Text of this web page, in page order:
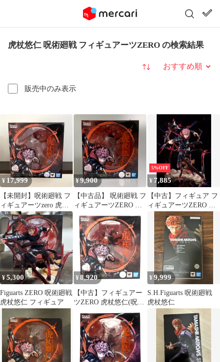
虎杖悠仁 呪術廻戦 フィギュアーツZERO の検索結果
販売中のみ表示
並び替え
¥ 17,999
【未開封】呪術廻戦 フ
ィギュアーツzero 虎杖
悠仁
¥ 9,900
【中古品】 呪術廻戦 フ
ィギュアーツZERO 虎
杖悠仁 フィギュア
【051-260716-ta-13-
min】
5%OFF
¥ 7,885
【中古】フィギュア フ
ィギュアーツZERO 虎
杖悠仁 「呪術廻戦」
¥5,300
Figuarts ZERO 呪術廻戦
虎杖悠仁 フィギュア
¥8,920
【中古】フィギュアー
ツZERO 虎杖悠仁(呪術
廻戦)[69]
¥9,999
S.H.Figuarts 呪術廻戦
虎杖悠仁